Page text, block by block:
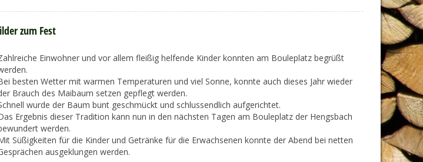
zum Fest
Einwohner und vor allem fleißig helfende Kinder konnten am Bouleplatz begrüßt
besten Wetter mit warmen Temperaturen und viel Sonne, konnte auch dieses Jahr wieder
Brauch des Maibaum setzen gepflegt werden.
wurde der Baum bunt geschmückt und schlussendlich aufgerichtet.
Ergebnis dieser Tradition kann nun in den nächsten Tagen am Bouleplatz der Hengsbach
werden.
Süßigkeiten für die Kinder und Getränke für die Erwachsenen konnte der Abend bei netten
ausgeklungen werden.